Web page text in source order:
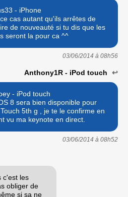
- iPhone
cas autant qu'ils arrêtes de
de nouveauté si tu dis que les
seront la pour ca ^^
03/06/2014 à 08h56
Anthony1R - iPod touch ↩
- iPod touch
8 sera bien disponible pour
5th g , je te le confirme en
vu ma keynote en direct.
03/06/2014 à 08h52
c'est les
obliger de
si sa ne